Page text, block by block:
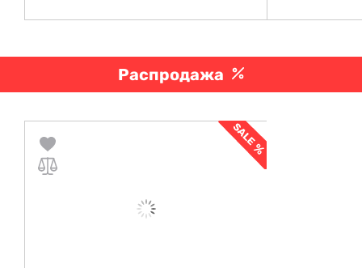
Распродажа